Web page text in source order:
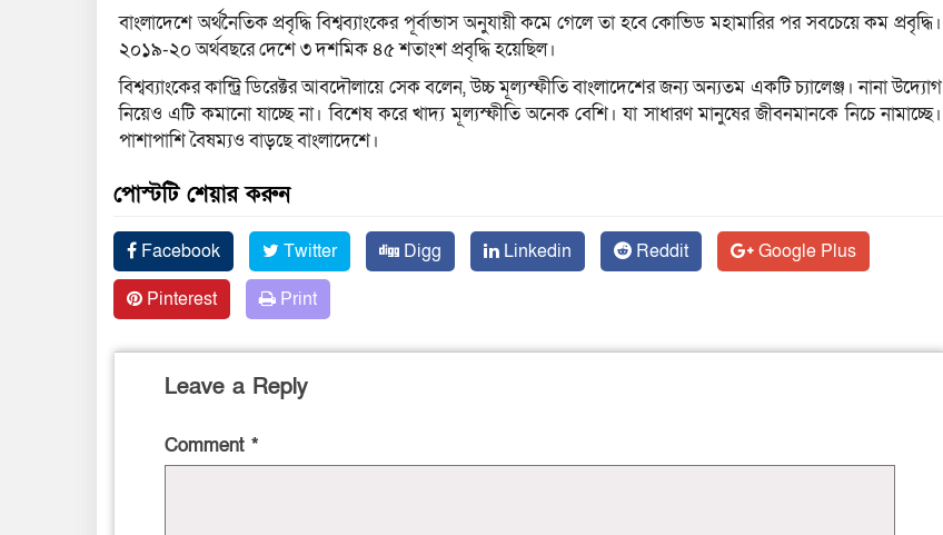
বাংলাদেশে অর্থনৈতিক প্রবৃদ্ধি বিশ্বব্যাংকের পূর্বাভাস অনুযায়ী কমে গেলে তা হবে কোভিড মহামারির পর সবচেয়ে কম প্রবৃদ্ধি।
২০১৯-২০ অর্থবছরে দেশে ৩ দশমিক ৪৫ শতাংশ প্রবৃদ্ধি হয়েছিল।
বিশ্বব্যাংকের কান্ট্রি ডিরেক্টর আবদৌলায়ে সেক বলেন, উচ্চ মূল্যস্ফীতি বাংলাদেশের জন্য অন্যতম একটি চ্যালেঞ্জ। নানা উদ্যোগ
নিয়েও এটি কমানো যাচ্ছে না। বিশেষ করে খাদ্য মূল্যস্ফীতি অনেক বেশি। যা সাধারণ মানুষের জীবনমানকে নিচে নামাচ্ছে।
পাশাপাশি বৈষম্যও বাড়ছে বাংলাদেশে।
পোস্টটি শেয়ার করুন
Facebook Twitter Digg Linkedin Reddit
Google Plus
Pinterest
Print
Leave a Reply
Comment *